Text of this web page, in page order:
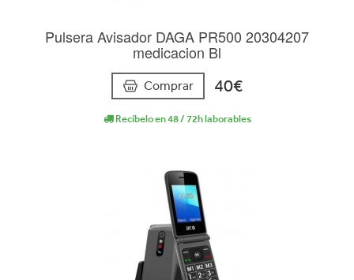
Pulsera Avisador DAGA PR500 20304207
medicacion Bl
Comprar 40€
Recíbelo en 48 / 72h laborables